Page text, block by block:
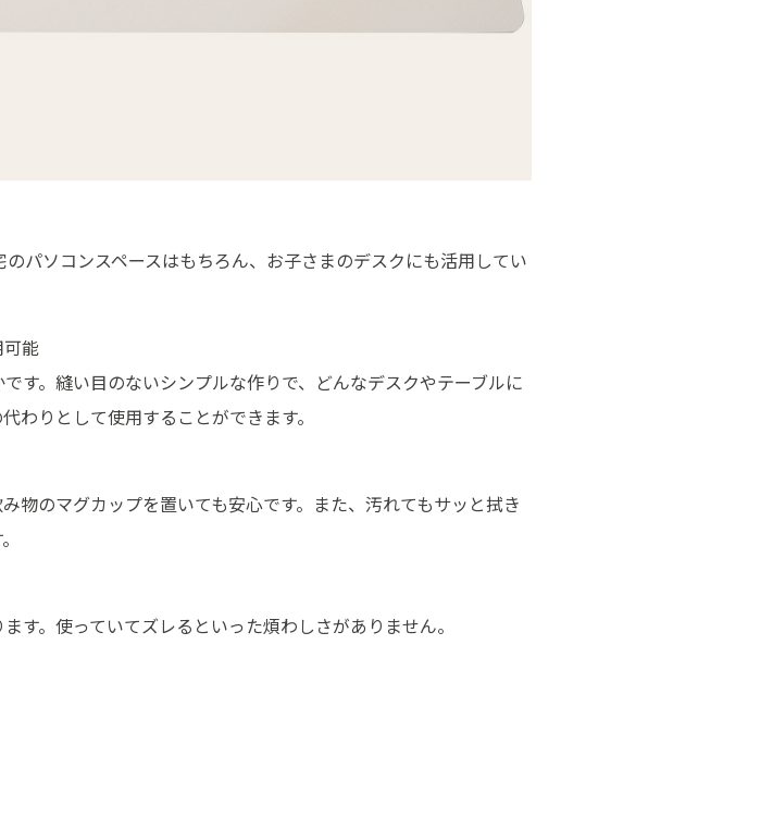
パソコンスペースはもちろん、お子さまのデスクにも活用してい
能
す。縫い目のないシンプルな作りで、どんなデスクやテーブルに
わりとして使用することができます。
物のマグカップを置いても安心です。また、汚れてもサッと拭き
す。使っていてズレるといった煩わしさがありません。